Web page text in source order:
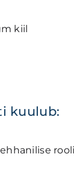
kiil
kuulub: